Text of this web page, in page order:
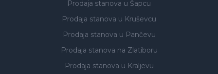
Prodaja stanova u Šapcu
Prodaja stanova u Kruševcu
Prodaja stanova u Pančevu
Prodaja stanova na Zlatiboru
Prodaja stanova u Kraljevu